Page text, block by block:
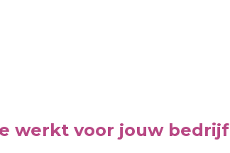
werkt voor jouw bedrijf